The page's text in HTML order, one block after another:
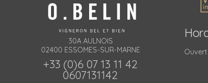
30A AULNOIS
02400 ESSOMES-SUR-MARNE
+33 (0)6 07 13 11 42
0607131142